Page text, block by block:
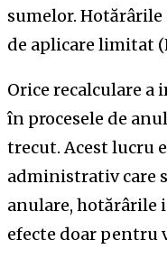
sumelor.
de aplicare limitat
Orice recalculare
în procesele de
trecut. Acest lucru
administrativ care
anulare, hotărârile
efecte doar pentru